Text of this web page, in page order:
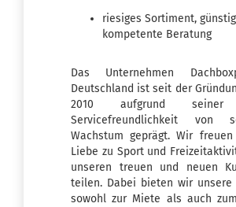
riesiges Sortiment,
kompetente Beratung
Das Unternehmen
Deutschland ist seit der
2010 aufgrund seiner
Servicefreundlichkeit von
Wachstum geprägt. Wir
Liebe zu Sport und
unseren treuen und neuen
teilen. Dabei bieten wir unsere
sowohl zur Miete als auch